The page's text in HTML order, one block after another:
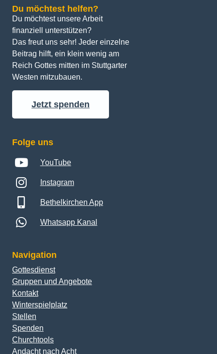
Du möchtest helfen?
Du möchtest unsere Arbeit
finanziell unterstützen?
Das freut uns sehr! Jeder einzelne
Beitrag hilft, ein klein wenig am
Reich Gottes mitten im Stuttgarter
Westen mitzubauen.
Jetzt spenden
Folge uns
YouTube
Instagram
Bethelkirchen App
Whatsapp Kanal
Navigation
Gottesdienst
Gruppen und Angebote
Kontakt
Winterspielplatz
Stellen
Spenden
Churchtools
Andacht nach Acht